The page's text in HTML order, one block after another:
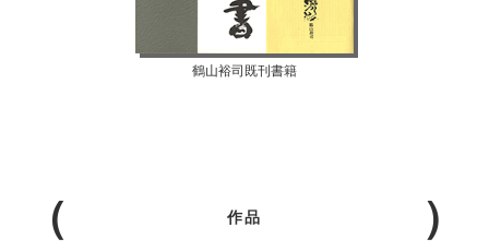
鶴山裕司既刊書籍
作品